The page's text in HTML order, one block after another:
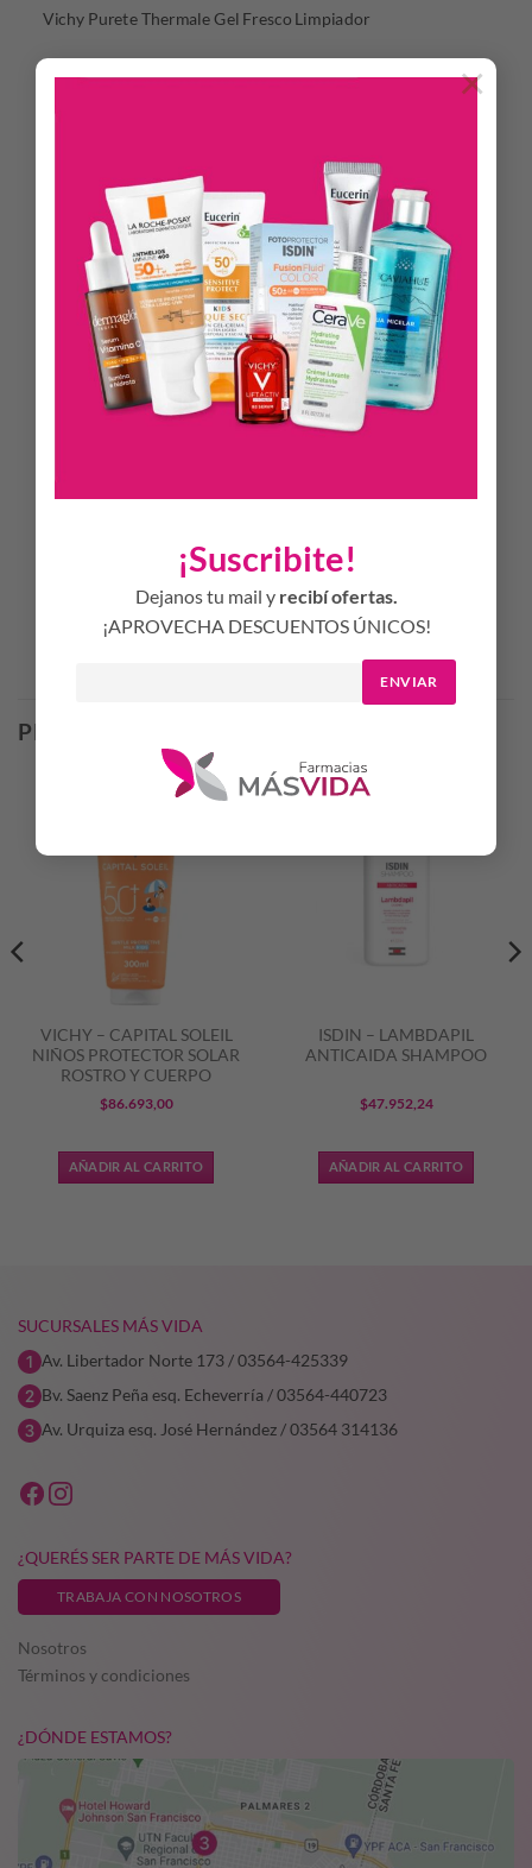
¡Suscribite!
Dejanos tu mail y recibí ofertas.
¡APROVECHA DESCUENTOS ÚNICOS!
ENVIAR
×
Vichy Purete Thermale Gel Fresco Limpiador
Limpieza del rostro para todo tipo de pieles, incluso las más
dotado de tecnología Amilite que remueve las impurezas
(partículas contaminantes, polvo y exceso de sebo) con
suavidad, para lograr una piel más suave y fresca.
Hipoalergénico. Adaptado a pieles sensibles.
Testeado bajo control dermatológico.
No comedogénico. Sin parabenos.
Ideal para todo tipo de pieles Protege la piel de la
contaminación Piel más suave y fresca Acción hidratante
Modo de Uso
forme espuma. Evitar el contorno de ojos. Enjuagar con
Productos Relacionados
PRODUCTOS RELACIONADOS
VICHY – CAPITAL SOLEIL
NIÑOS PROTECTOR SOLAR
ROSTRO Y CUERPO
$86.693,00
AÑADIR AL CARRITO
ISDIN – LAMBDAPIL
ANTICAIDA SHAMPOO
$47.952,24
AÑADIR AL CARRITO
SUCURSALES MÁS VIDA
Av. Libertador Norte 173 / 03564-425339
Bv. Saenz Peña esq. Echeverría / 03564-440723
Av. Urquiza esq. José Hernández / 03564 314136
¿QUERÉS SER PARTE DE MÁS VIDA?
TRABAJA CON NOSOTROS
Nosotros
Términos y condiciones
¿DÓNDE ESTAMOS?